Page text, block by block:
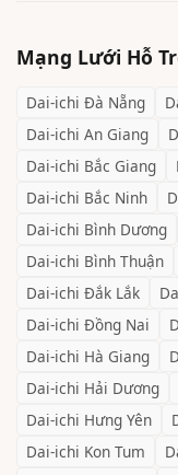
Mạng Lưới Hỗ
Dai-ichi Đà Nẵng
Dai-ichi An Giang
Dai-ichi Bắc Giang
Dai-ichi Bắc Ninh
Dai-ichi Bình Dương
Dai-ichi Bình Thuận
Dai-ichi Đắk Lắk
Dai-ichi Đồng Nai
Dai-ichi Hà Giang
Dai-ichi Hải Dương
Dai-ichi Hưng Yên
Dai-ichi Kon Tum